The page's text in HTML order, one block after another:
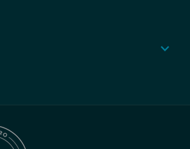
expand_more